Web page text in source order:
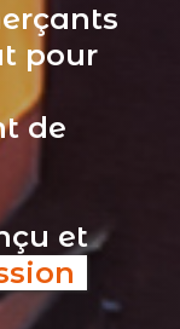
pour
de
et